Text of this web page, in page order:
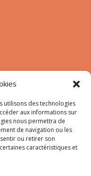
utilisons des technologies
aux informations sur
nous permettra de
de navigation ou les
ou retirer son
caractéristiques et
Merria 20167 Afa